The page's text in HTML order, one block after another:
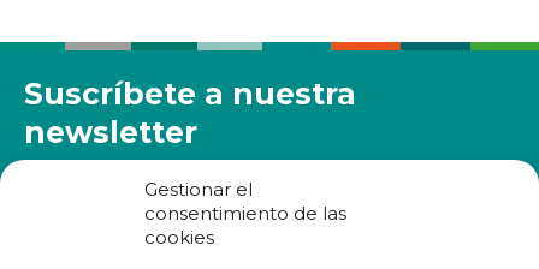
Gestionar el
consentimiento de las
cookies
BUSCADOR
Suscríbete a nuestra
newsletter
Te mandamos toda la actualidad de Foessa a tu
correo electrónico.